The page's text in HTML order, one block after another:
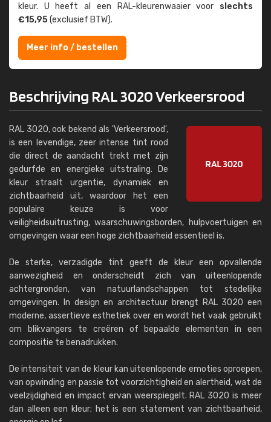
kleur. U heeft al een RAL-kleuren­waaier voor slechts
€15,95(exclusief BTW).
Meer info / bestellen
Beschrijving RAL 3020 Verkeersrood
RAL 3020, ook bekend als 'Verkeersrood',
is een levendige, zeer intense tint rood
die direct de aandacht trekt met zijn
gedurfde en energieke uitstraling. De
kleur straalt urgentie, dynamiek en
zichtbaarheid uit, waardoor het een
populaire keuze is voor
veiligheidsuitrusting, waarschuwingsborden, hulpvoertuigen en
omgevingen waar een hoge zichtbaarheid essentieel is.
De sterke, verzadigde tint geeft de kleur een opvallende
aanwezigheid en onderscheidt zich van uiteenlopende
achtergronden, van natuurlandschappen tot stedelijke
omgevingen. In design en architectuur brengt RAL 3020 een
moderne, assertieve esthetiek over en wordt het vaak gebruikt
om blikvangers te creëren of bepaalde elementen in een
compositie te benadrukken.
De intensiteit van de kleur kan uiteenlopende emoties oproepen,
van opwinding en passie tot voorzichtigheid en alertheid, wat de
veelzijdigheid en impact ervan weerspiegelt. RAL 3020 is meer
dan alleen een kleur; het is een statement van zichtbaarheid,